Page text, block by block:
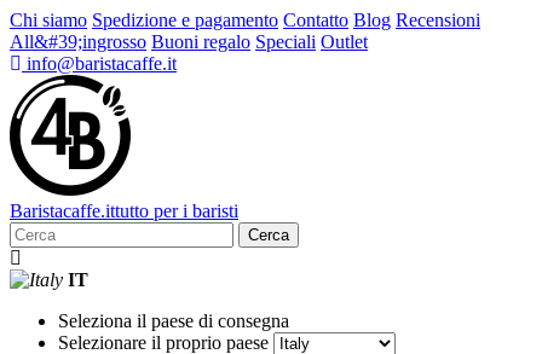
Chi siamo Spedizione e pagamento Contatto Blog Recensioni
All&#39;ingrosso Buoni regalo Speciali Outlet
info@baristacaffe.it
Baristacaffe.ittutto per i baristi
Cerca
IT
Seleziona il paese di consegna
Selezionare il proprio paese